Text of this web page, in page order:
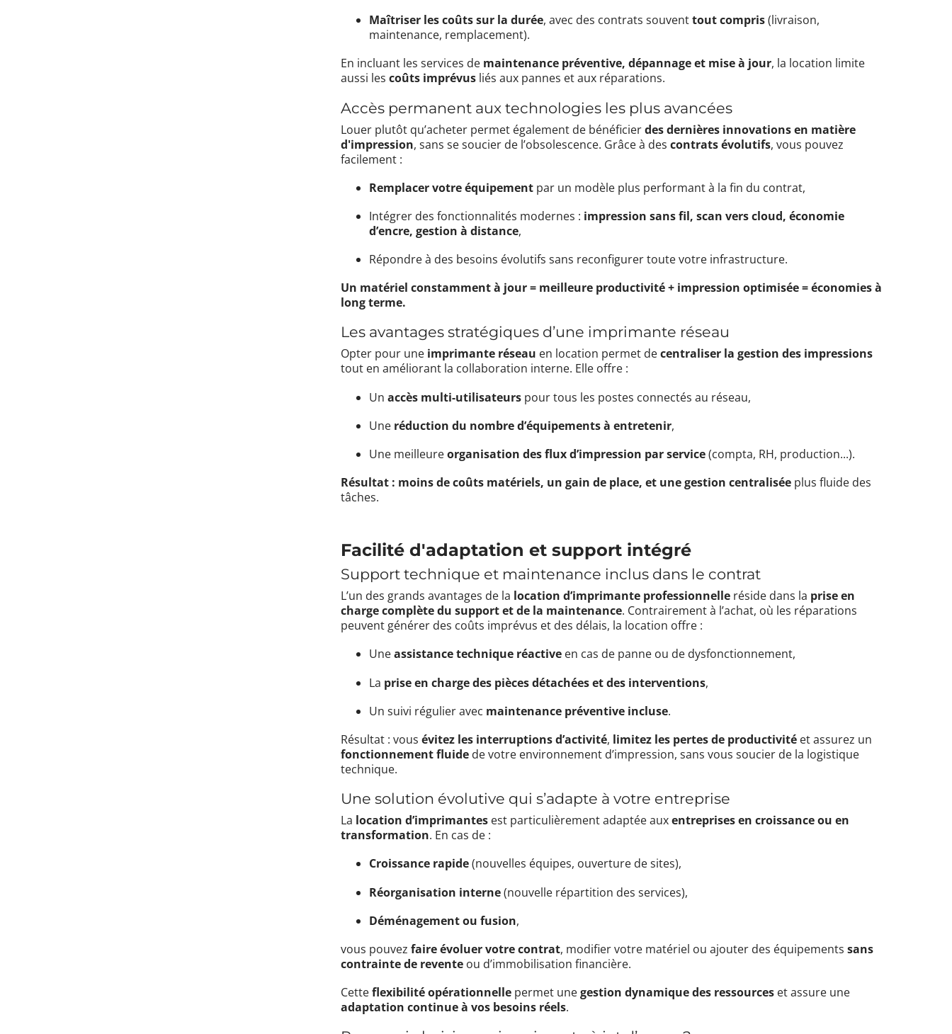
Maîtriser les coûts sur la durée, avec des contrats souventtout compris(livraison,
maintenance, remplacement).
En incluant les services de maintenance préventive, dépannage et mise à jour, la location limite
aussi lescoûts imprévus liés aux pannes et aux réparations.
Accès permanent aux technologies les plus avancées
Louer plutôt qu’acheter permet également de bénéficierdes dernières innovations en matière
d'impression, sans se soucier de l’obsolescence. Grâce à descontrats évolutifs, vous pouvez
facilement :
Remplacer votre équipement par un modèle plus performant à la fin du contrat,
Intégrer des fonctionnalités modernes : impression sans fil, scan vers cloud, économie
d’encre, gestion à distance,
Répondre à des besoins évolutifs sans reconfigurer toute votre infrastructure.
Un matériel constamment à jour = meilleure productivité + impression optimisée = économies à
long terme.
Les avantages stratégiques d’une imprimante réseau
Opter pour une imprimante réseau en location permet decentraliser la gestion des impressions
tout en améliorant la collaboration interne. Elle offre :
Unaccès multi-utilisateurs pour tous les postes connectés au réseau,
Une réduction du nombre d’équipements à entretenir,
Une meilleureorganisation des flux d’impression par service(compta, RH, production...).
Résultat : moins de coûts matériels, un gain de place, et une gestion centralisée plus fluide des
tâches.
Facilité d'adaptation et support intégré
Support technique et maintenance inclus dans le contrat
L’un des grands avantages de la location d’imprimante professionnelle réside dans la prise en
charge complète du support et de la maintenance. Contrairement à l’achat, où les réparations
peuvent générer des coûts imprévus et des délais, la location offre :
Uneassistance technique réactive en cas de panne ou de dysfonctionnement,
La prise en charge des pièces détachées et des interventions,
Un suivi régulier avec maintenance préventive incluse.
Résultat : vousévitez les interruptions d’activité, limitez les pertes de productivité et assurez un
fonctionnement fluide de votre environnement d’impression, sans vous soucier de la logistique
technique.
Une solution évolutive qui s’adapte à votre entreprise
La location d’imprimantes est particulièrement adaptée auxentreprises en croissance ou en
transformation. En cas de :
Croissance rapide(nouvelles équipes, ouverture de sites),
Réorganisation interne(nouvelle répartition des services),
Déménagement ou fusion,
vous pouvezfaire évoluer votre contrat, modifier votre matériel ou ajouter des équipementssans
contrainte de revente ou d’immobilisation financière.
Cetteflexibilité opérationnelle permet unegestion dynamique des ressources et assure une
adaptation continue à vos besoins réels.